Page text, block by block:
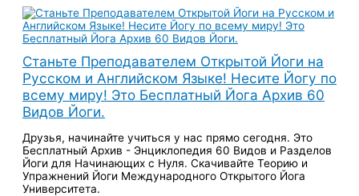
Перейти
содержимому
Станьте Преподавателем Открытой Йоги на
Русском и Английском Языке! Несите Йогу по
всему миру! Это Бесплатный Йога Архив 60
Видов Йоги.
Друзья, начинайте учиться у нас прямо сегодня. Это
Бесплатный Архив - Энциклопедия 60 Видов и Разделов
Йоги для Начинающих с Нуля. Скачивайте Теорию и
Упражнений Йоги Международного Открытого Йога
Университета.